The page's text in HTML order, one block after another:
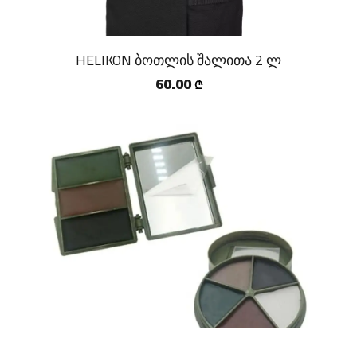
HELIKON ბოთლის შალითა 2 ლ
60.00 ₾